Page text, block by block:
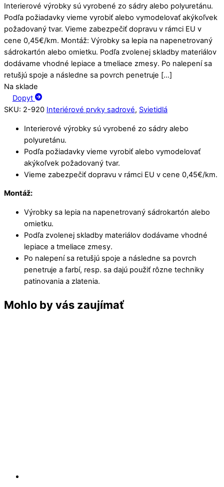
Interierové výrobky sú vyrobené zo sádry alebo polyuretánu.
Podľa požiadavky vieme vyrobiť alebo vymodelovať akýkoľvek
požadovaný tvar. Vieme zabezpečiť dopravu v rámci EU v
cene 0,45€/km. Montáž: Výrobky sa lepia na napenetrovaný
sádrokartón alebo omietku. Podľa zvolenej skladby materiálov
dodávame vhodné lepiace a tmeliace zmesy. Po nalepení sa
retušjú spoje a následne sa povrch penetruje […]
Na sklade
Dopyt
SKU: 2-920 Interiérové prvky sadrové, Svietidlá
Interierové výrobky sú vyrobené zo sádry alebo
polyuretánu.
Podľa požiadavky vieme vyrobiť alebo vymodelovať
akýkoľvek požadovaný tvar.
Vieme zabezpečiť dopravu v rámci EU v cene 0,45€/km.
Montáž:
Výrobky sa lepia na napenetrovaný sádrokartón alebo
omietku.
Podľa zvolenej skladby materiálov dodávame vhodné
lepiace a tmeliace zmesy.
Po nalepení sa retušjú spoje a následne sa povrch
penetruje a farbí, resp. sa dajú použiť rôzne techniky
patinovania a zlatenia.
Mohlo by vás zaujímať